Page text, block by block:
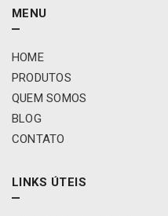
MENU
HOME
PRODUTOS
QUEM SOMOS
BLOG
CONTATO
LINKS ÚTEIS